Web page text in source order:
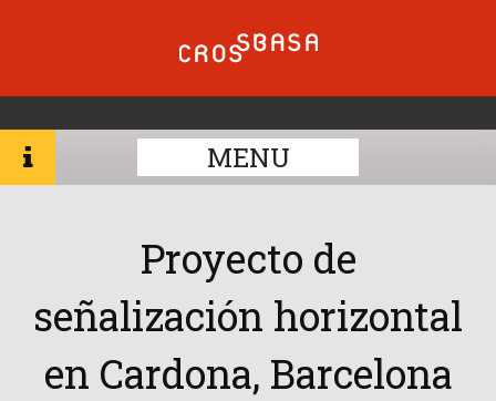
MENU
Proyecto de
señalización horizontal
en Cardona, Barcelona